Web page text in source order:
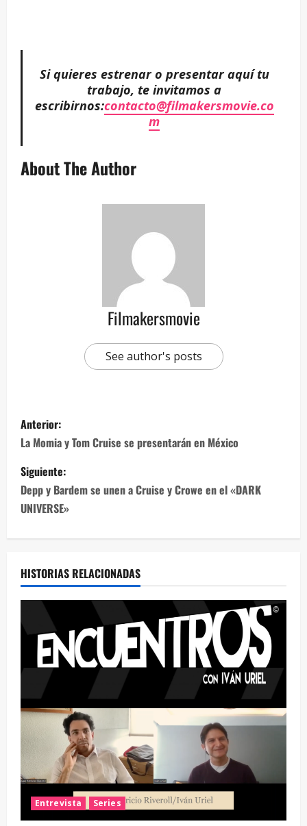
Si quieres estrenar o presentar aquí tu
trabajo, te invitamos a
escribirnos:contacto@filmakersmovie.co
m
About The Author
Filmakersmovie
See author's posts
Anterior:
La Momia y Tom Cruise se presentarán en México
Siguiente:
Depp y Bardem se unen a Cruise y Crowe en el «DARK
UNIVERSE»
HISTORIAS RELACIONADAS
Entrevista Series